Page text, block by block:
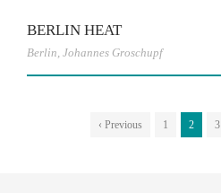
BERLIN HEAT
Berlin, Johannes Groschupf
‹ Previous 1 2 3